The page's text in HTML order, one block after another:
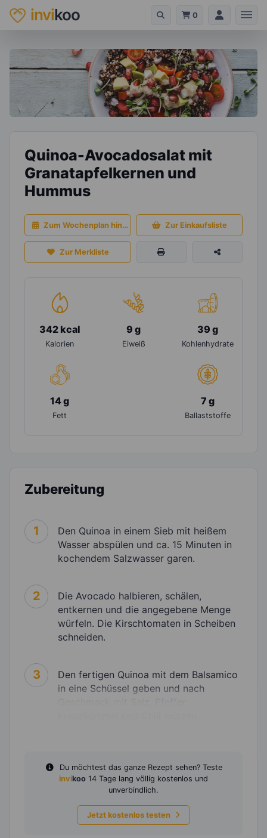
invikoo 0
Quinoa-Avocadosalat mit
Granatapfelkernen und
Hummus
Zum Wochenplan hinzufügen Zur Einkaufsliste
Zur Merkliste
342 kcal
Kalorien
9 g
Eiweiß
39 g
Kohlenhydrate
14 g
Fett
7 g
Ballaststoffe
Zubereitung
1
Den Quinoa in einem Sieb mit heißem
Wasser abspülen und ca. 15 Minuten in
kochendem Salzwasser garen.
2
Die Avocado halbieren, schälen,
entkernen und die angegebene Menge
würfeln. Die Kirschtomaten in Scheiben
schneiden.
3
Den fertigen Quinoa mit dem Balsamico
in eine Schüssel geben und nach
Du möchtest das ganze Rezept sehen? Teste
invikoo 14 Tage lang völlig kostenlos und
unverbindlich.
Jetzt kostenlos testen